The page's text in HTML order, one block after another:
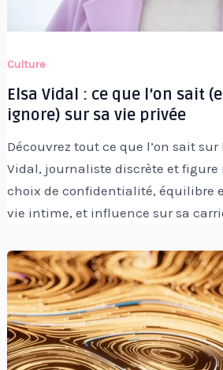
Culture
Elsa Vidal : ce que l’on sait
ignore) sur sa vie privée
Découvrez tout ce que l’on sait sur
Vidal, journaliste discrète et
choix de confidentialité, équilibre
vie intime, et influence sur sa